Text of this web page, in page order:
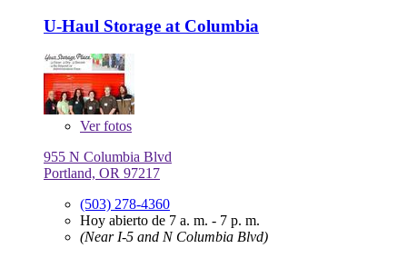
U-Haul Storage at Columbia
Verfotos
955 N Columbia Blvd
Portland, OR 97217
(503) 278-4360
Hoy abierto de 7 a. m. - 7 p. m.
(Near I-5 and N Columbia Blvd)